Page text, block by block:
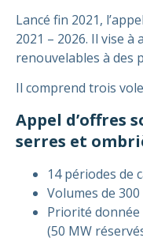
Lancé fin 2021,
2021 – 2026. Il vise
renouvelables à des
Il comprend trois
Appel d’offres
serres et
14 périodes de
Volumes de
Priorité donnée
(50 MW